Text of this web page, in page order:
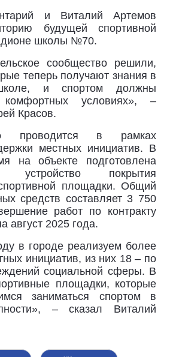
и Виталий Артемов
будущей спортивной
школы №70.
сообщество решили,
теперь получают знания в
и спортом должны
условиях», –
Красов.
проводится в рамках
местных инициатив. В
на объекте подготовлена
покрытия
площадки. Общий
средств составляет 3 750
работ по контракту
август 2025 года.
в городе реализуем более
инициатив, из них 18 – по
социальной сферы. В
площадки, которые
заниматься спортом в
– сказал Виталий